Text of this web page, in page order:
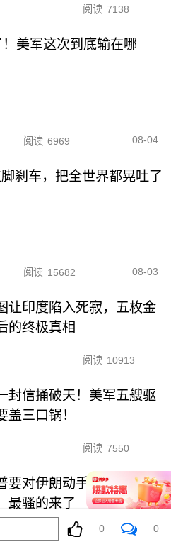
阅读 7138
美军这次到底输在哪
阅读 6969 08-04
刹车，把全世界都晃吐了
阅读 15682 08-03
让印度陷入死寂，五枚金
的终极真相
阅读 10913
封信捅破天！美军五艘驱
盖三口锅！
阅读 7550
要对伊朗动手？最狠的还
最骚的来了
6117
0 0